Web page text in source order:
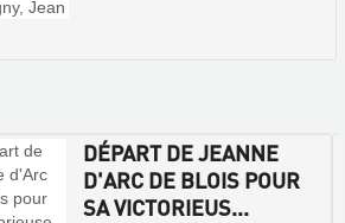
DÉPART DE JEANNE
D'ARC DE BLOIS POUR
SA VICTORIEUS...